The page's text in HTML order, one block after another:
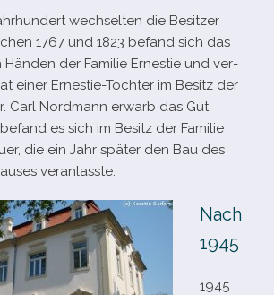
wech­sel­ten die Besitzer
1767 und 1823 befand sich das
Händen der Familie Ernestie und ver­
einer Ernestie-​Tochter im Besitz der
Carl Nordmann erwarb das Gut
es sich im Besitz der Familie
die ein Jahr spä­ter den Bau des
veranlasste.
Nach
1945
1945